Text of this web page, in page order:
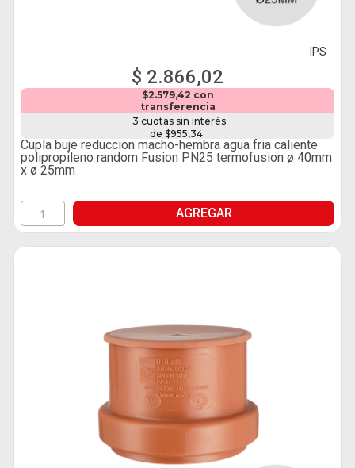
IPS
$ 2.866,02
$2.579,42 con
transferencia
3 cuotas sin interés
de $955,34
Cupla buje reduccion macho-hembra agua fria caliente
polipropileno random Fusion PN25 termofusion ø 40mm
x ø 25mm
AGREGAR